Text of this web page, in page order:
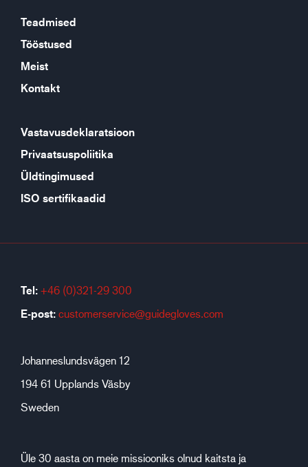
Teadmised
Tööstused
Meist
Kontakt
Vastavusdeklaratsioon
Privaatsuspoliitika
Üldtingimused
ISO sertifikaadid
Tel: +46 (0)321-29 300
E-post: customerservice@guidegloves.com
Johanneslundsvägen 12
194 61 Upplands Väsby
Sweden
Üle 30 aasta on meie missiooniks olnud kaitsta ja